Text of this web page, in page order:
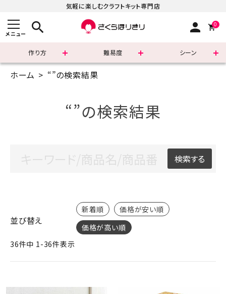
気軽に楽しむクラフトキット専門店
メニュー search person 0
作り方 難易度 シーン
まずはこちら
ショッピングガイド
ホーム “”の検索結果
“”の検索結果
検索する
並び替え
新着順
価格が安い順
価格が高い順
36件中 1-36件表示